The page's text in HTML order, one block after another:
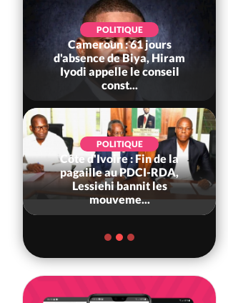
POLITIQUE
Cameroun : 61 jours
d'absence de Biya, Hiram
Iyodi appelle le conseil
const...
POLITIQUE
Côte d'Ivoire : Fin de la
pagaille au PDCI-RDA,
Lessiehi bannit les
mouveme...